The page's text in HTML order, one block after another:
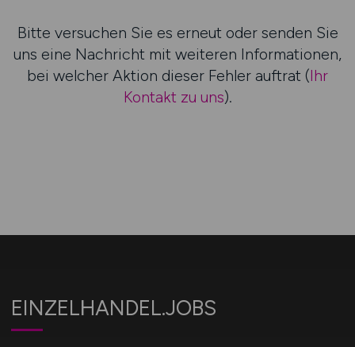
Bitte versuchen Sie es erneut oder senden Sie
uns eine Nachricht mit weiteren Informationen,
bei welcher Aktion dieser Fehler auftrat (Ihr
Kontakt zu uns).
EINZELHANDEL.JOBS